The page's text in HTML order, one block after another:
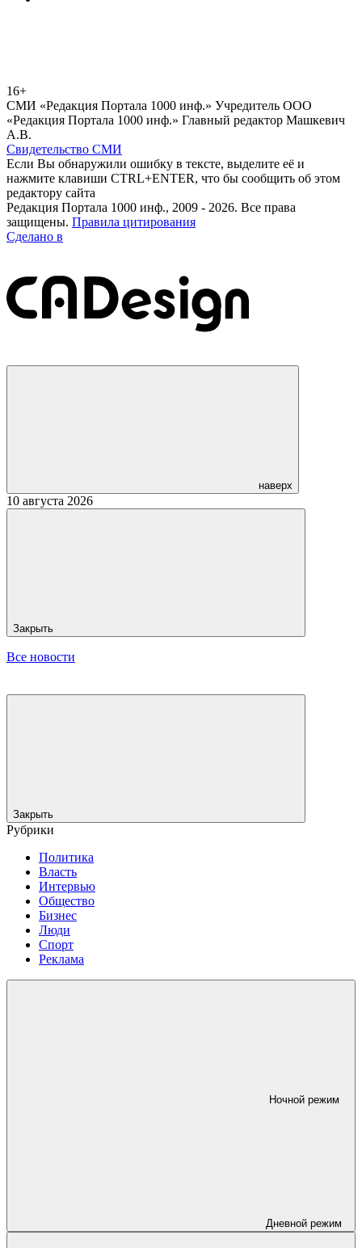
16+
СМИ «Редакция Портала 1000 инф.» Учредитель ООО
«Редакция Портала 1000 инф.» Главный редактор Машкевич
А.В.
Свидетельство СМИ
Если Вы обнаружили ошибку в тексте, выделите её и
нажмите клавиши CTRL+ENTER, что бы сообщить об этом
редактору сайта
Редакция Портала 1000 инф., 2009 - 2026. Все права
защищены. Правила цитирования
Сделано в
наверх
10 августа 2026
Закрыть
Все новости
Закрыть
Рубрики
Политика
Власть
Интервью
Общество
Бизнес
Люди
Спорт
Реклама
Ночной режим
Дневной режим